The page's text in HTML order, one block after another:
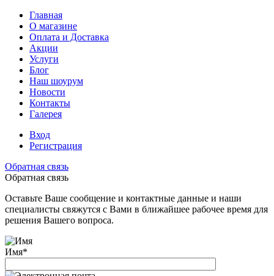
Главная
О магазине
Оплата и Доставка
Акции
Услуги
Блог
Наш шоурум
Новости
Контакты
Галерея
Вход
Регистрация
Обратная связь
Обратная связь
Оставьте Ваше сообщение и контактные данные и наши
специалисты свяжутся с Вами в ближайшее рабочее время для
решения Вашего вопроса.
Имя*